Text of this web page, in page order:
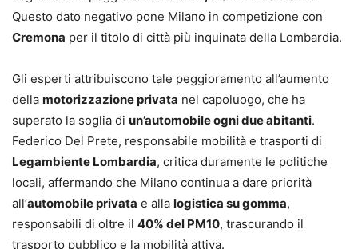
Questo dato negativo pone Milano in competizione con
Cremona per il titolo di città più inquinata della Lombardia.
Gli esperti attribuiscono tale peggioramento all’aumento
della motorizzazione privata nel capoluogo, che ha
superato la soglia di un’automobile ogni due abitanti.
Federico Del Prete, responsabile mobilità e trasporti di
Legambiente Lombardia, critica duramente le politiche
locali, affermando che Milano continua a dare priorità
all’automobile privata e alla logistica su gomma,
responsabili di oltre il 40% del PM10, trascurando il
trasporto pubblico e la mobilità attiva.